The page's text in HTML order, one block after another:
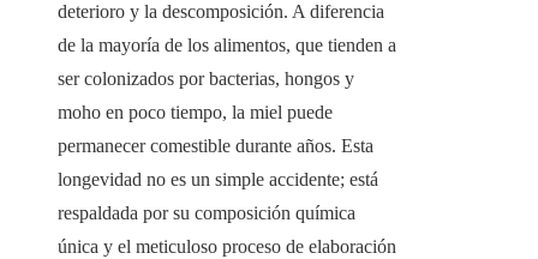
deterioro y la descomposición. A diferencia
de la mayoría de los alimentos, que tienden a
ser colonizados por bacterias, hongos y
moho en poco tiempo, la miel puede
permanecer comestible durante años. Esta
longevidad no es un simple accidente; está
respaldada por su composición química
única y el meticuloso proceso de elaboración